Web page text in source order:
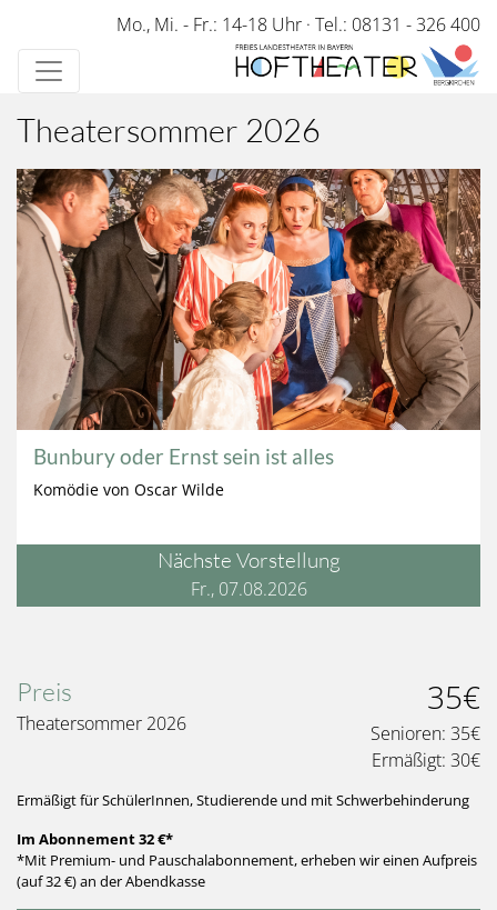
Direkt
zum
Inhalt
Mo., Mi. - Fr.: 14-18 Uhr · Tel.: 08131 - 326 400
Theatersommer 2026
Bunbury oder Ernst sein ist alles
Komödie von Oscar Wilde
Nächste Vorstellung
Fr., 07.08.2026
Preis
Theatersommer 2026
35€
Senioren: 35€
Ermäßigt: 30€
Ermäßigt für SchülerInnen, Studierende und mit Schwerbehinderung
Im Abonnement 32 €*
*Mit Premium- und Pauschalabonnement, erheben wir einen Aufpreis
(auf 32 €) an der Abendkasse